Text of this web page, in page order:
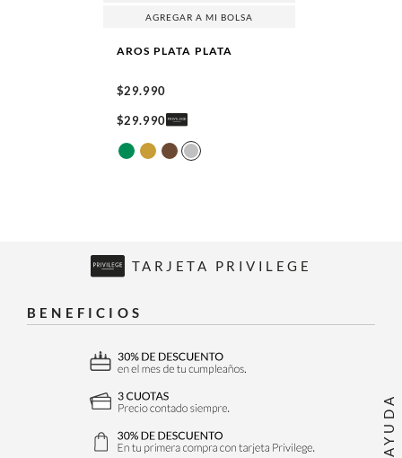
AYUDA
AGREGAR A MI BOLSA
AROS PLATA PLATA
$29.990
$29.990
TARJETA PRIVILEGE
BENEFICIOS